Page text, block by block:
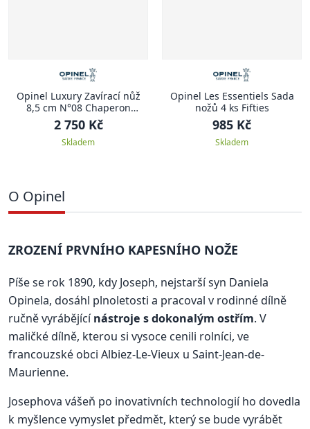
Opinel Luxury Zavírací nůž
8,5 cm N°08 Chaperon
LUXURY
2 750 Kč
Skladem
Opinel Les Essentiels Sada
nožů 4 ks Fifties
985 Kč
Skladem
O Opinel
ZROZENÍ PRVNÍHO KAPESNÍHO NOŽE
Píše se rok 1890, kdy Joseph, nejstarší syn Daniela
Opinela, dosáhl plnoletosti a pracoval v rodinné dílně
ručně vyrábějícínástroje s dokonalým ostřím. V
maličké dílně, kterou si vysoce cenili rolníci, ve
francouzské obci Albiez-Le-Vieux u Saint-Jean-de-
Maurienne.
Josephova vášeň po inovativních technologií ho dovedla
k myšlence vymyslet předmět, který se bude vyrábět